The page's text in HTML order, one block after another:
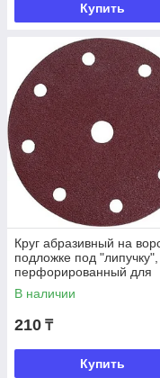
Купить
Круг абразивный на
подложке под "липучку",
перфорированный для
ОШМ, 150мм, Р120,
В наличии
210 ₸
Купить